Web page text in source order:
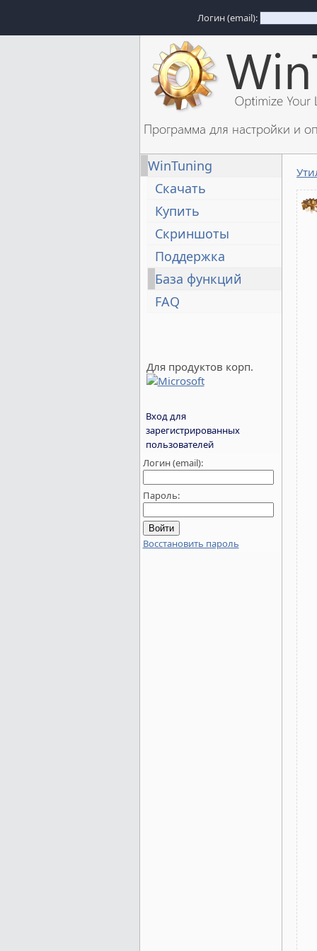
Логин (email):
Программа для настройки и
WinTuning
Скачать
Купить
Скриншоты
Поддержка
База функций
FAQ
Для продуктов корп.
Вход для
зарегистрированных
пользователей
Логин (email):
Пароль:
Восстановить пароль